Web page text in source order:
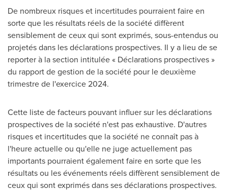
De nombreux risques et incertitudes pourraient faire en
sorte que les résultats réels de la société diffèrent
sensiblement de ceux qui sont exprimés, sous-entendus ou
projetés dans les déclarations prospectives. Il y a lieu de se
reporter à la section intitulée « Déclarations prospectives »
du rapport de gestion de la société pour le deuxième
trimestre de l'exercice 2024.
Cette liste de facteurs pouvant influer sur les déclarations
prospectives de la société n'est pas exhaustive. D'autres
risques et incertitudes que la société ne connaît pas à
l'heure actuelle ou qu'elle ne juge actuellement pas
importants pourraient également faire en sorte que les
résultats ou les événements réels diffèrent sensiblement de
ceux qui sont exprimés dans ses déclarations prospectives.